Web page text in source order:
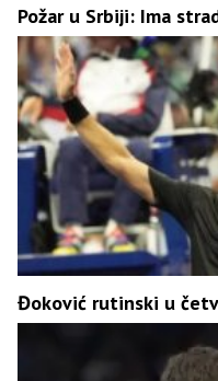
Požar u Srbiji: Ima
Đoković rutinski u